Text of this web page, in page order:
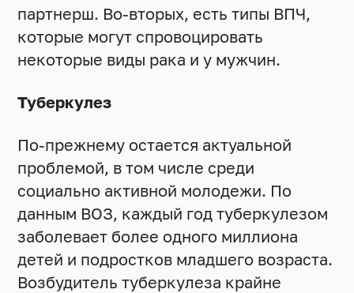
партнерш. Во-вторых, есть типы ВПЧ,
которые могут спровоцировать
некоторые виды рака и у мужчин.
Туберкулез
По-прежнему остается актуальной
проблемой, в том числе среди
социально активной молодежи. По
данным ВОЗ, каждый год туберкулезом
заболевает более одного миллиона
детей и подростков младшего возраста.
Возбудитель туберкулеза крайне